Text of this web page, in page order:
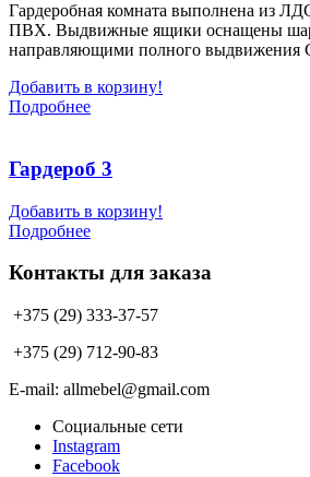
Гардеробная комната выполнена из
ПВХ. Выдвижные ящики оснащены
направляющими полного выдвижения
Добавить в корзину!
Подробнее
Гардероб 3
Добавить в корзину!
Подробнее
Контакты для заказа
+375 (29) 333-37-57
+375 (29) 712-90-83
E-mail: allmebel@gmail.com
Социальные сети
Instagram
Facebook